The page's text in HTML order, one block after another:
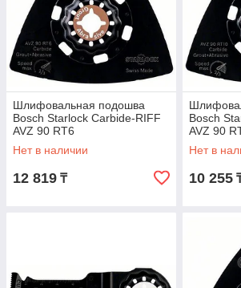
Шлифовальная подошва
Bosch Starlock Carbide-RIFF
AVZ 90 RT6
Нет в наличии
12 819 ₸
Bosch
AVZ 90
Нет в
10 255